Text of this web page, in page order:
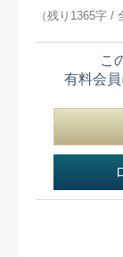
（残り1365字 /
こ
有料会